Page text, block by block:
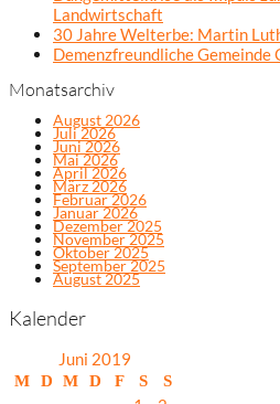
Landwirtschaft
30 Jahre Welterbe: Martin
Demenzfreundliche Gemeinde
Monatsarchiv
August 2026
Juli 2026
Juni 2026
Mai 2026
April 2026
März 2026
Februar 2026
Januar 2026
Dezember 2025
November 2025
Oktober 2025
September 2025
August 2025
Kalender
Juni 2019
M D M D F S S